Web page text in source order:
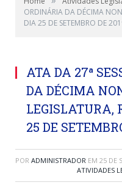
ORDINÁRIA DA DÉCIMA
DIA 25 DE SETEMBRO DE
ATA DA 27ª
DA DÉCIMA
LEGISLATURA,
25 DE
POR ADMINISTRADOR EM 25 DE
ATIVIDADES